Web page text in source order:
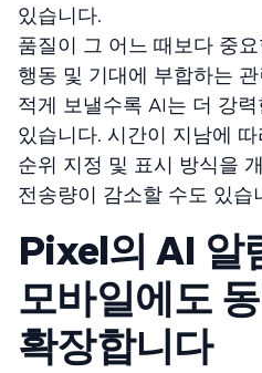
있습니다.
품질이 그 어느 때보다 중
행동 및 기대에 부합하는
적게 보낼수록 AI는 더 강
있습니다. 시간이 지남에
순위 지정 및 표시 방식을
전송량이 감소할 수도 있습
Pixel의 AI 알
모바일에도
확장합니다